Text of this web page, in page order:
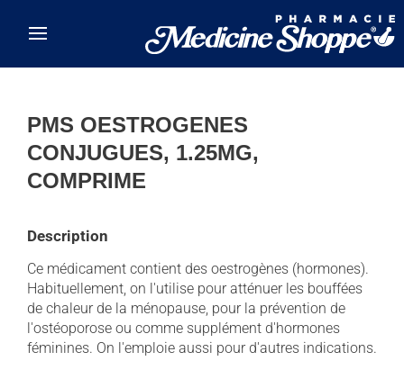
PMS OESTROGENES
CONJUGUES, 1.25MG,
COMPRIME
Description
Ce médicament contient des oestrogènes (hormones).
Habituellement, on l'utilise pour atténuer les bouffées
de chaleur de la ménopause, pour la prévention de
l'ostéoporose ou comme supplément d'hormones
féminines. On l'emploie aussi pour d'autres indications.